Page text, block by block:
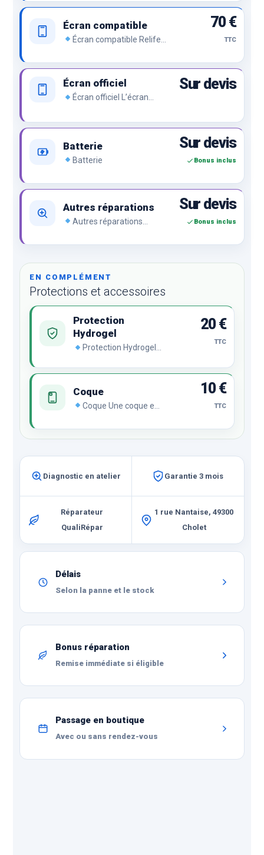
Écran compatible
Écran compatible Relife
prix sans renier la qualité.
70 €
TTC
Écran officiel
Écran officiel L’écran
Sur devis
Batterie
Batterie
Sur devis
Bonus inclus
Autres réparations
Autres réparations
caméra, empreinte,
arrière, lentille arrière,
réseau…
Sur devis
Bonus inclus
EN COMPLÉMENT
Protections et accessoires
Protection
Hydrogel
Protection Hydrogel
régénère
cas de chocs ou de
rayures malgré son
incroyable finesse et sa
20 €
TTC
Coque
Coque Une coque est
protéger votre
smartphone.
Hydrogel pour une
10 €
TTC
Diagnostic en atelier Garantie 3 mois
Réparateur
QualiRépar
1 rue Nantaise, 49300
Cholet
Délais
Selon la panne et le stock
Bonus réparation
Remise immédiate si éligible
Passage en boutique
Avec ou sans rendez-vous